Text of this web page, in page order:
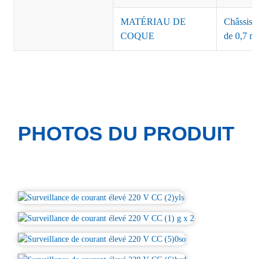
MATÉRIAU DE
COQUE
Châssis :
de 0,7 mm
PHOTOS DU PRODUIT